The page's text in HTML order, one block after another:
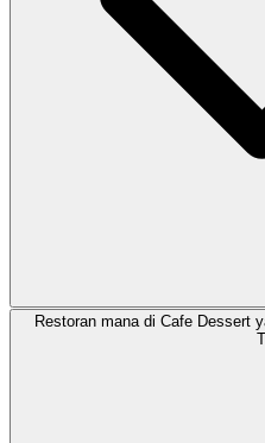
Restoran mana di Cafe Dessert